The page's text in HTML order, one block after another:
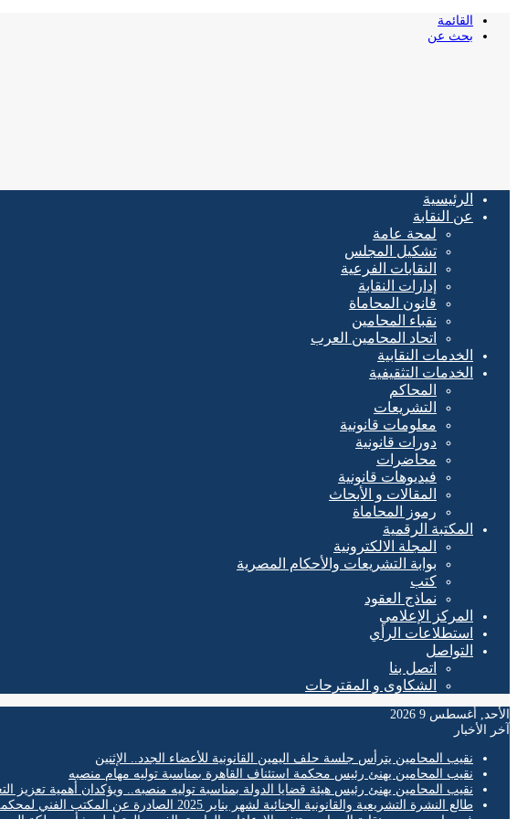
القائمة
بحث عن
الرئيسية
عن النقابة
لمحة عامة
تشكيل المجلس
النقابات الفرعية
إدارات النقابة
قانون المحاماة
نقباء المحامين
اتحاد المحامين العرب
الخدمات النقابية
الخدمات التثقيفية
المحاكم
التشريعات
معلومات قانونية
دورات قانونية
محاضرات
فيديوهات قانونية
المقالات و الأبحاث
رموز المحاماة
المكتبة الرقمية
المجلة الالكترونية
بوابة التشريعات والأحكام المصرية
كتب
نماذج العقود
المركز الإعلامي
استطلاعات الرأي
التواصل
اتصل بنا
الشكاوى و المقترحات
الأحد, أغسطس 9 2026
آخر الأخبار
نقيب المحامين يترأس جلسة حلف اليمين القانونية للأعضاء الجدد.. الإثنين
نقيب المحامين يهنئ رئيس محكمة استئناف القاهرة بمناسبة توليه مهام منصبه
نقيب المحامين يهنئ رئيس هيئة قضايا الدولة بمناسبة توليه منصبه.. ويؤكدان أهمية تعزيز
طالع النشرة التشريعية والقانونية الجنائية لشهر يناير 2025 الصادرة عن المكتب الفني لمحكمة النقض